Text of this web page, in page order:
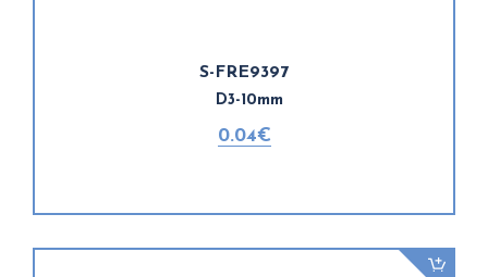
S-FRE9397
D3-10mm
0.04€